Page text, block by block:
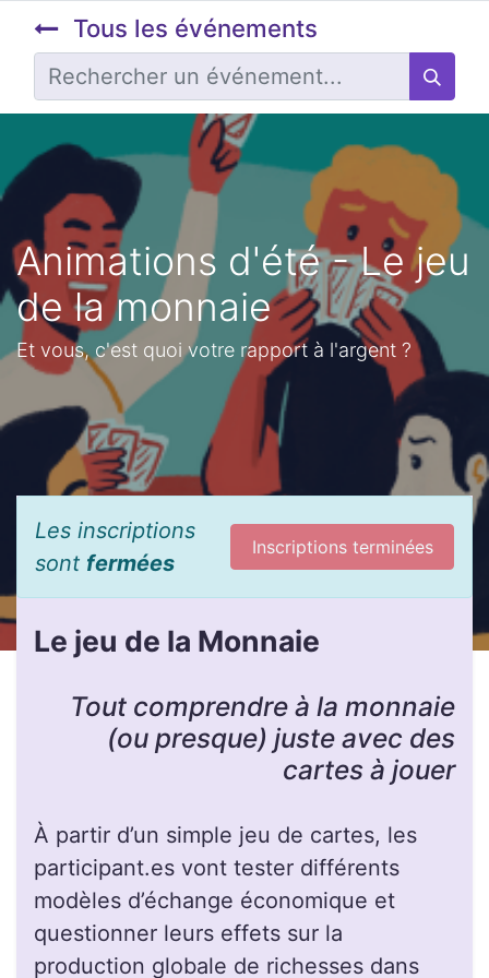
Tous les événements
Animations d'été - Le jeu
de la monnaie
Et vous, c'est quoi votre rapport à l'argent ?
Les inscriptions
sont fermées
Inscriptions terminées
Le jeu de la Monnaie
Tout comprendre à la monnaie
(ou presque) juste avec des
cartes à jouer
À partir d’un simple jeu de cartes, les
participant.es vont tester différents
modèles d’échange économique et
questionner leurs effets sur la
production globale de richesses dans